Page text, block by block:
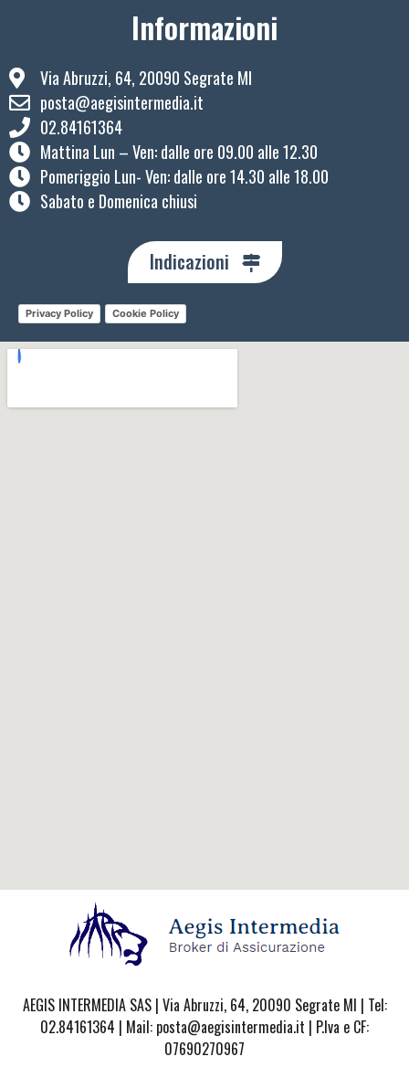
Informazioni
Via Abruzzi, 64, 20090 Segrate MI
posta@aegisintermedia.it
02.84161364
Mattina Lun – Ven: ​dalle ore 09.00 alle 12.30
Pomeriggio Lun- Ven: dalle ore 14.30 alle 18.00
Sabato e Domenica chiusi
Indicazioni
Privacy Policy Cookie Policy
AEGIS INTERMEDIA SAS | Via Abruzzi, 64, 20090 Segrate MI | Tel:
02.84161364 | Mail: posta@aegisintermedia.it | P.Iva e CF:
07690270967